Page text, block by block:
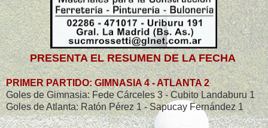
PRESENTA EL RESUMEN DE LA FECHA
PRIMER PARTIDO: GIMNASIA 4 - ATLANTA 2
Goles de Gimnasia: Fede Cárceles 3 - Cubito Landaburu 1
Goles de Atlanta: Ratón Pérez 1 - Sapucay Fernández 1